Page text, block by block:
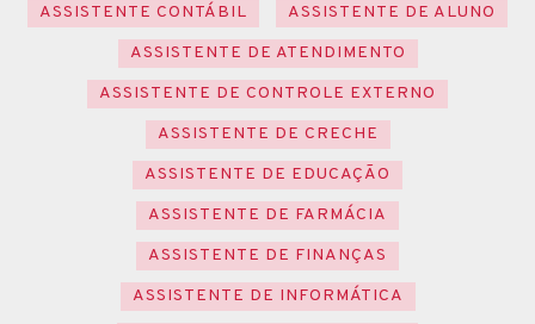
ASSISTENTE CONTÁBIL
ASSISTENTE DE ALUNO
ASSISTENTE DE ATENDIMENTO
ASSISTENTE DE CONTROLE EXTERNO
ASSISTENTE DE CRECHE
ASSISTENTE DE EDUCAÇÃO
ASSISTENTE DE FARMÁCIA
ASSISTENTE DE FINANÇAS
ASSISTENTE DE INFORMÁTICA